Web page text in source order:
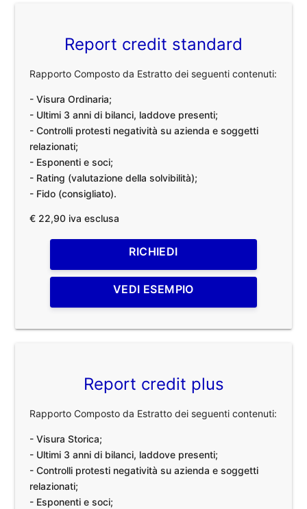
Report credit standard
Rapporto Composto da Estratto dei seguenti contenuti:
- Visura Ordinaria;
- Ultimi 3 anni di bilanci, laddove presenti;
- Controlli protesti negatività su azienda e soggetti
relazionati;
- Esponenti e soci;
- Rating (valutazione della solvibilità);
- Fido (consigliato).
€ 22,90 iva esclusa
RICHIEDI
VEDI ESEMPIO
Report credit plus
Rapporto Composto da Estratto dei seguenti contenuti:
- Visura Storica;
- Ultimi 3 anni di bilanci, laddove presenti;
- Controlli protesti negatività su azienda e soggetti
relazionati;
- Esponenti e soci;